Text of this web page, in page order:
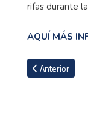
rifas durante
AQUÍ MÁS
Artículo
Anterior